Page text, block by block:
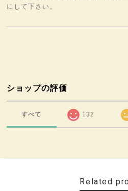
にして下さい。
ショップの評価
すべて 132
Related